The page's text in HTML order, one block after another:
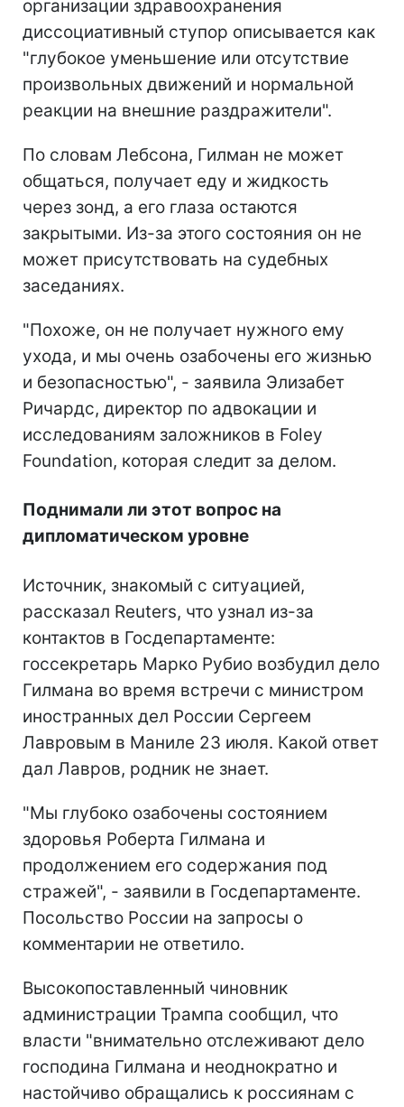
организации здравоохранения
диссоциативный ступор описывается как
"глубокое уменьшение или отсутствие
произвольных движений и нормальной
реакции на внешние раздражители".
По словам Лебсона, Гилман не может
общаться, получает еду и жидкость
через зонд, а его глаза остаются
закрытыми. Из-за этого состояния он не
может присутствовать на судебных
заседаниях.
"Похоже, он не получает нужного ему
ухода, и мы очень озабочены его жизнью
и безопасностью", - заявила Элизабет
Ричардс, директор по адвокации и
исследованиям заложников в Foley
Foundation, которая следит за делом.
Поднимали ли этот вопрос на
дипломатическом уровне
Источник, знакомый с ситуацией,
рассказал Reuters, что узнал из-за
контактов в Госдепартаменте:
госсекретарь Марко Рубио возбудил дело
Гилмана во время встречи с министром
иностранных дел России Сергеем
Лавровым в Маниле 23 июля. Какой ответ
дал Лавров, родник не знает.
"Мы глубоко озабочены состоянием
здоровья Роберта Гилмана и
продолжением его содержания под
стражей", - заявили в Госдепартаменте.
Посольство России на запросы о
комментарии не ответило.
Высокопоставленный чиновник
администрации Трампа сообщил, что
власти "внимательно отслеживают дело
господина Гилмана и неоднократно и
настойчиво обращались к россиянам с